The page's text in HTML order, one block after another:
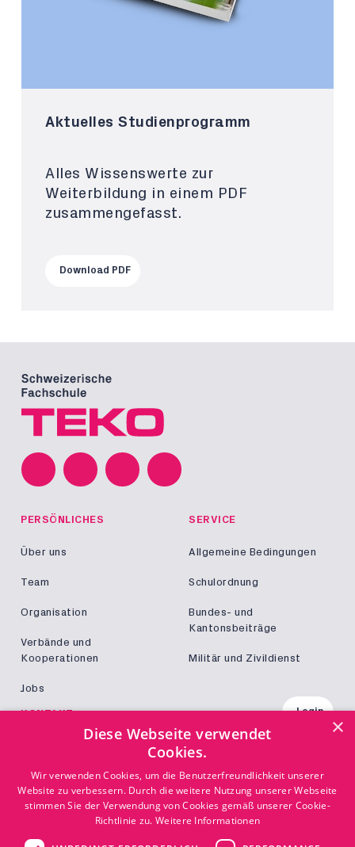
Aktuelles Studienprogramm
Alles Wissenswerte zur
Weiterbildung in einem PDF
zusammengefasst.
Download PDF
PERSÖNLICHES
Über uns
Team
Organisation
Verbände und
Kooperationen
Jobs
SERVICE
Allgemeine Bedingungen
Schulordnung
Bundes- und
Kantonsbeiträge
Militär und Zivildienst
KONTAKT Login
×
Diese Webseite verwendet
Cookies.
Wir verwenden Cookies, um die Benutzerfreundlichkeit unserer
Website zu verbessern. Durch die weitere Nutzung unserer Webseite
stimmen Sie der Verwendung von Cookies gemäß unserer Cookie-
Richtlinie zu.Weitere Informationen